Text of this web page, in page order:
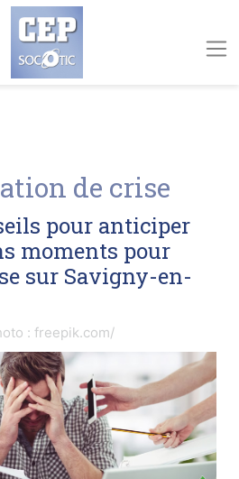
de crise
pour anticiper
moments pour
sur Savigny-en-
: freepik.com/